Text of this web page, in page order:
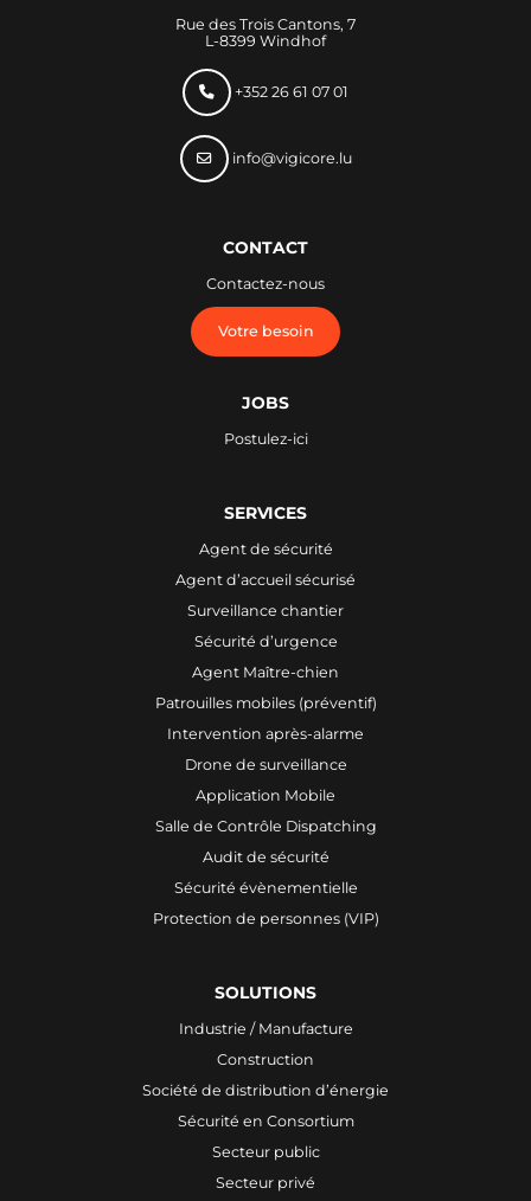
Rue des Trois Cantons, 7
L-8399 Windhof
+352 26 61 07 01
info@vigicore.lu
SERVICES
Agent de sécurité
Agent d’accueil sécurisé
Surveillance chantier
Sécurité d’urgence
Agent Maître-chien
Patrouilles mobiles (préventif)
Intervention après-alarme
Drone de surveillance
Application Mobile
Salle de Contrôle Dispatching
Audit de sécurité
Sécurité évènementielle
Protection de personnes (VIP)
SOLUTIONS
Industrie / Manufacture
Construction
Société de distribution d’énergie
Sécurité en Consortium
Secteur public
Secteur privé
CONTACT
Contactez-nous
Votre besoin
JOBS
Postulez-ici